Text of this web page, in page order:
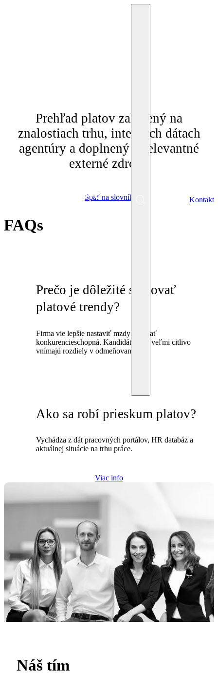
Kontakt
Prehľad platov založený na
znalostiach trhu, interných dátach
agentúry a doplnený o relevantné
externé zdroje.
Späť na slovník
FAQs
Prečo je dôležité sledovať
platové trendy?
Firma vie lepšie nastaviť mzdy a zostať
konkurencieschopná. Kandidáti dnes veľmi citlivo
vnímajú rozdiely v odmeňovaní.
Ako sa robí prieskum platov?
Vychádza z dát pracovných portálov, HR databáz a
aktuálnej situácie na trhu práce.
Viac info
Náš tím